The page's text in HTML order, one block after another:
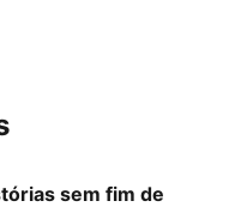
sem fim de